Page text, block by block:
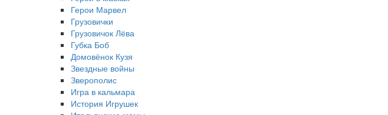
Герои Марвел
Грузовички
Грузовичок Лёва
Губка Боб
Домовёнок Кузя
Звездные войны
Зверополис
Игра в кальмара
История Игрушек